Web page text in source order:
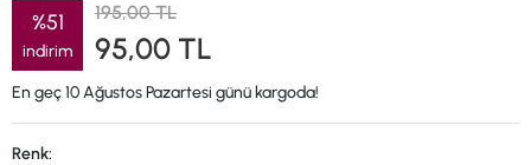
%51
indirim
195,00 TL
95,00 TL
En geç 10 Ağustos Pazartesi günü kargoda!
Renk: